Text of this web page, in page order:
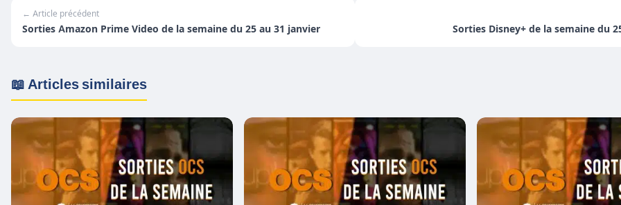
← Article précédent
Sorties Amazon Prime Video de la semaine du 25 au 31 janvier Sorties Disney+ de la semaine du
📖 Articles similaires